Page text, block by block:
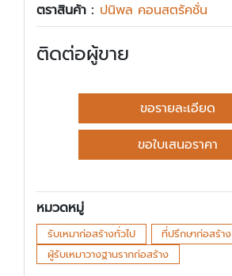
ตราสินค้า : ปนิพล คอนสตรัคชั่น
ติดต่อผู้ขาย
ขอรายละเอียด
ขอใบเสนอราคา
หมวดหมู่
รับเหมาก่อสร้างทั่วไป
ที่ปรึกษาก่อสร้าง
ผู้รับเหมาวางฐานรากก่อสร้าง